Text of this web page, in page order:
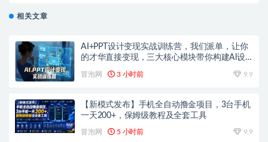
相关文章
AI+PPT设计变现实战训练营，我们派单，让你
的才华直接变现，三大核心模块带你构建Al设
冒泡网 3 小时前 9.9
【新模式发布】手机全自动撸金项目，3台手机
一天200+，保姆级教程及全套工具
冒泡网 5 小时前 9.9